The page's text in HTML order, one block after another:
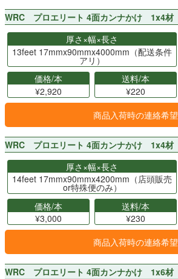
WRC プロエリート 4面カンナかけ 1x4材
厚さ×幅×長さ
13feet 17mmx90mmx4000mm（配送条件
アリ）
価格/本
¥2,920
送料/本
¥220
商品入荷時の連絡希望
WRC プロエリート 4面カンナかけ 1x4材
厚さ×幅×長さ
14feet 17mmx90mmx4200mm（店頭販売
or特殊便のみ）
価格/本
¥3,000
送料/本
¥230
商品入荷時の連絡希望
WRC プロエリート 4面カンナかけ 1x6材